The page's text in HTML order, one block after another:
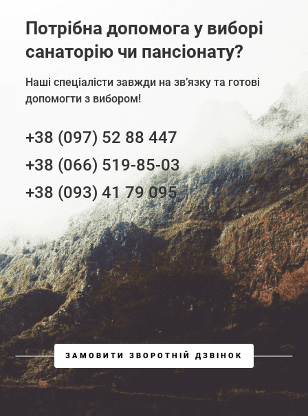
Потрібна допомога у виборі
санаторію чи пансіонату?
Наші спеціалісти завжди на зв’язку та готові
допомогти з вибором!
+38 (097) 52 88 447
+38 (066) 519-85-03
+38 (093) 41 79 095
ЗАМОВИТИ ЗВОРОТНІЙ ДЗВІНОК